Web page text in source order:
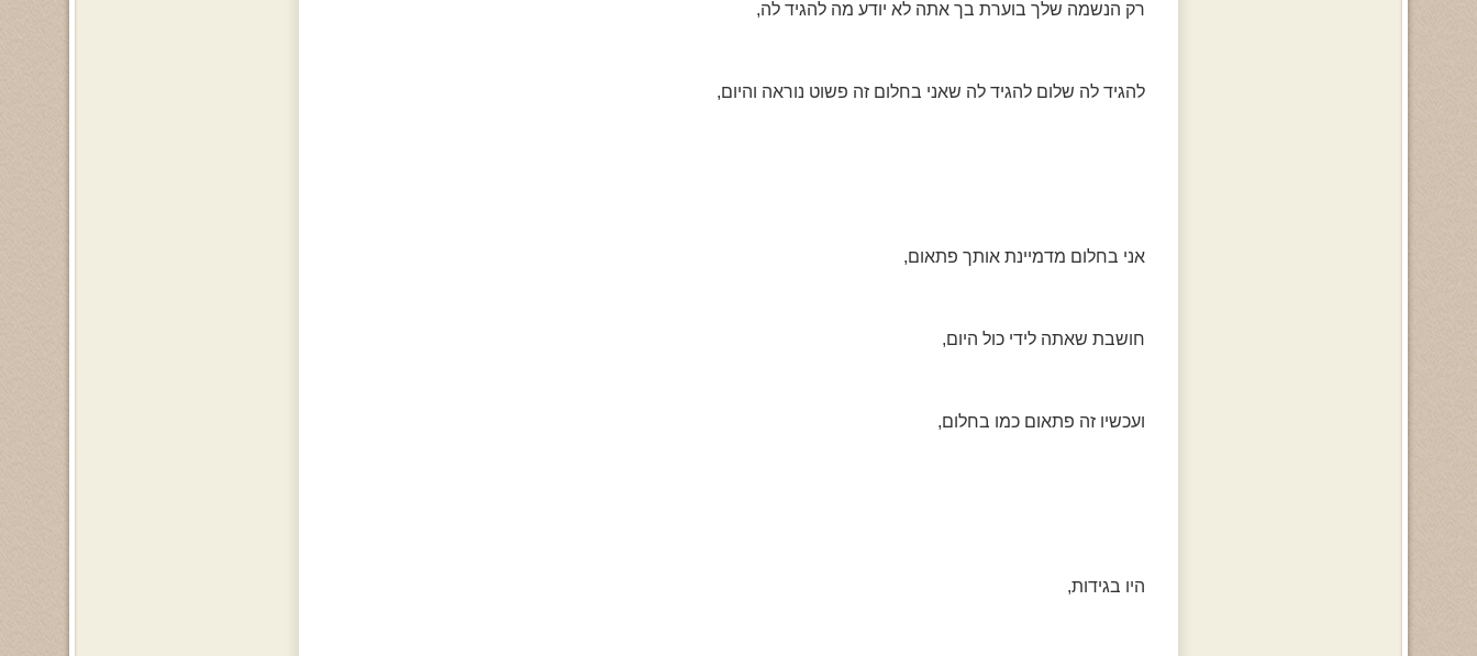
רק הנשמה שלך בוערת בך אתה לא יודע מה להגיד לה,
להגיד לה שלום להגיד לה שאני בחלום זה פשוט נוראה והיום,
אני בחלום מדמיינת אותך פתאום,
חושבת שאתה לידי כול היום,
ועכשיו זה פתאום כמו בחלום,
היו בגידות,